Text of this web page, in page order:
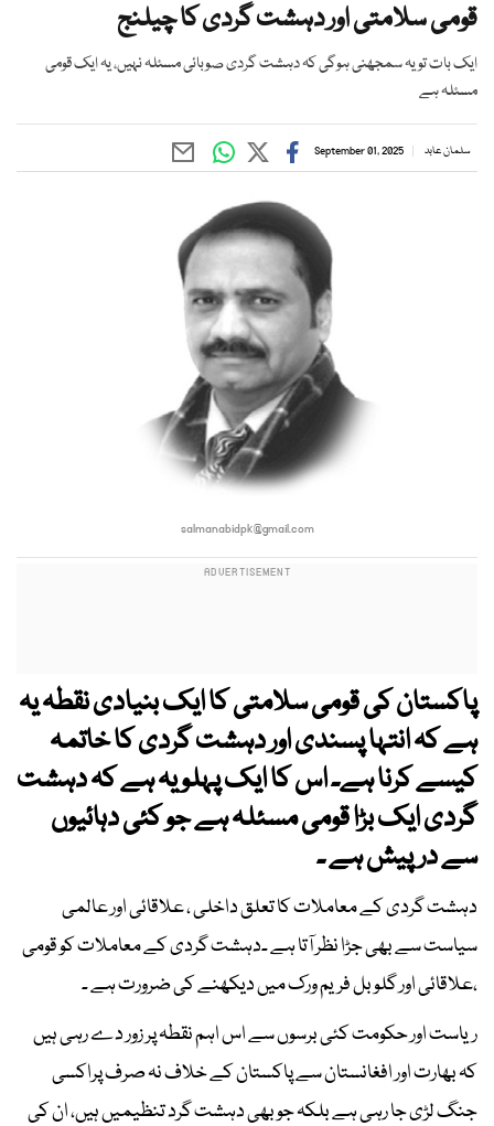
قومی سلامتی اور دہشت گردی کا چیلنج
ایک بات تو یہ سمجھنی ہوگی کہ دہشت گردی صوبائی مسئلہ نہیں، یہ ایک قومی
مسئلہ ہے
سلمان عابد September 01, 2025
salmanabidpk@gmail.com
پاکستان کی قومی سلامتی کا ایک بنیادی نقطہ یہ
ہے کہ انتہا پسندی اور دہشت گردی کا خاتمہ
کیسے کرنا ہے۔ اس کا ایک پہلو یہ ہے کہ دہشت
گردی ایک بڑا قومی مسئلہ ہے جو کئی دہائیوں
سے درپیش ہے ۔
دہشت گردی کے معاملات کا تعلق داخلی ، علاقائی اور عالمی
سیاست سے بھی جڑا نظر آتا ہے ۔دہشت گردی کے معاملات کو قومی
،علاقائی اور گلوبل فریم ورک میں دیکھنے کی ضرورت ہے ۔
ریاست اور حکومت کئی برسوں سے اس اہم نقطہ پر زور دے رہی ہیں
کہ بھارت اور افغانستان سے پاکستان کے خلاف نہ صرف پراکسی
جنگ لڑی جا رہی ہے بلکہ جو بھی دہشت گرد تنظیمیں ہیں، ان کی